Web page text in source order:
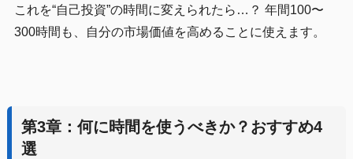
これを“自己投資”の時間に変えられたら…？ 年間100〜
300時間も、自分の市場価値を高めることに使えます。
第3章：何に時間を使うべきか？おすすめ4
選